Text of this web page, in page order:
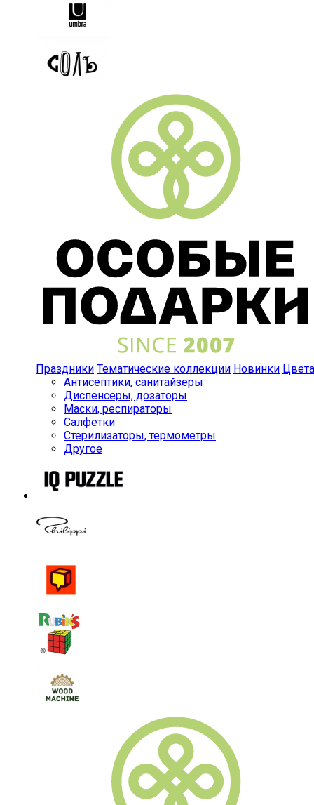
Праздники Тематические коллекции Новинки Цвета
Антисептики, санитайзеры
Диспенсеры, дозаторы
Маски, респираторы
Салфетки
Стерилизаторы, термометры
Другое